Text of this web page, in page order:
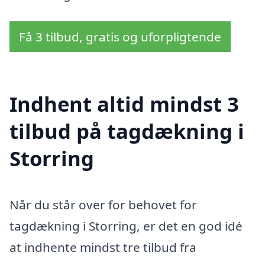
Få 3 tilbud, gratis og uforpligtende
Indhent altid mindst 3
tilbud på tagdækning i
Storring
Når du står over for behovet for
tagdækning i Storring, er det en god idé
at indhente mindst tre tilbud fra